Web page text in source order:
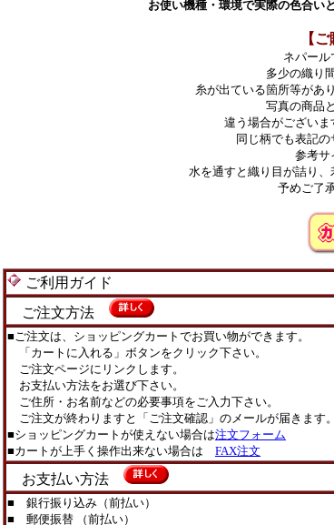
お使い機種・環境で実際の色合い
【
ネパール
多少の織り
糸が出ている箇所等があ
写真の商品
違う場合がございま
同じ柄でも表記の
参考サ
水を通すと織り目が詰り、
予めご了
ご利用ガイド
ご注文方法
■ご注文は、ショッピングカートでお買い物ができます。
「カートに入れる」ボタンをクリック下さい。
ご注文ページにリンクします。
お支払い方法をお選び下さい。
ご住所・お名前などの必要事項をご入力下さい。
ご注文が終わりますと「ご注文確認」のメールが届きます。
■ショッピングカートが使えない場合は注文フォーム
■カートが上手く操作出来ない場合は FAX注文
お支払い方法
■ 銀行振り込み（前払い）
■ 郵便振替 （前払い）